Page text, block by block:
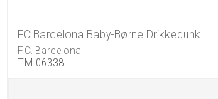
FC Barcelona Baby-Børne Drikkedunk
F.C. Barcelona
TM-06338